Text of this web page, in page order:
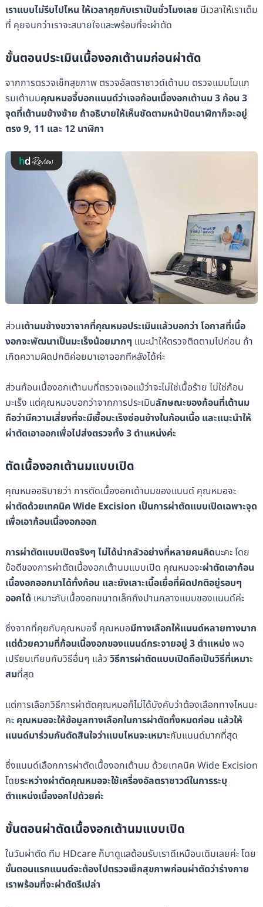
เราแบบไม่รีบไปไหน ให้เวลาคุยกับเราเป็นชั่วโมงเลย มีเวลาให้เราเต็ม
ที่ คุยจนกว่าเราจะสบายใจและพร้อมที่จะผ่าตัด
ขั้นตอนประเมินเนื้องอกเต้านมก่อนผ่าตัด
จากการตรวจเช็กสุขภาพ ตรวจอัลตราซาวด์เต้านม ตรวจแมมโมแก
รมเต้านมคุณหมอจี้บอกแนนด์ว่าเจอก้อนเนื้องอกเต้านม 3 ก้อน 3
จุดที่เต้านมข้างซ้าย ถ้าอธิบายให้เห็นชัดตามหน้าปัดนาฬิกาก็จะอยู่
ตรง 9, 11 และ 12 นาฬิกา
ส่วนเต้านมข้างขวาจากที่คุณหมอประเมินแล้วบอกว่า โอกาสที่เนื้อ
งอกจะพัฒนาเป็นมะเร็งน้อยมากๆ แนะนำให้ตรวจติดตามไปก่อน ถ้า
เกิดความผิดปกติค่อยมาเอาออกทีหลังได้ค่ะ
ส่วนก้อนเนื้องอกเต้านมที่ตรวจเจอแม้ว่าจะไม่ใช่เนื้อร้าย ไม่ใช่ก้อน
มะเร็ง แต่คุณหมอบอกว่าจากการประเมินลักษณะของก้อนที่เต้านม
ถือว่ามีความเสี่ยงที่จะมีเชื้อมะเร็งซ่อนข้างในก้อนเนื้อ และแนะนำให้
ผ่าตัดเอาออกเพื่อไปส่งตรวจทั้ง 3 ตำแหน่งค่ะ
ตัดเนื้องอกเต้านมแบบเปิด
คุณหมออธิบายว่า การตัดเนื้องอกเต้านมของแนนด์ คุณหมอจะ
ผ่าตัดด้วยเทคนิค Wide Excision เป็นการผ่าตัดแบบเปิดเฉพาะจุด
เพื่อเอาก้อนเนื้องอกออก
การผ่าตัดแบบเปิดจริงๆ ไม่ได้น่ากลัวอย่างที่หลายคนคิดนะคะ โดย
ข้อดีของการผ่าตัดเนื้องอกเต้านมแบบเปิด คุณหมอจะผ่าตัดเอาก้อน
เนื้องอกออกมาได้ทั้งก้อน และยังเลาะเนื้อเยื่อที่ผิดปกติอยู่รอบๆ
ออกได้ เหมาะกับเนื้องอกขนาดเล็กถึงปานกลางแบบของแนนด์ค่ะ
ซึ่งจากที่คุยกับคุณหมอจี้ คุณหมอมีทางเลือกให้แนนด์หลายทางมาก
แต่ด้วยความที่ก้อนเนื้องอกของแนนด์กระจายอยู่ 3 ตำแหน่งพอ
เปรียบเทียบกับวิธีอื่นๆ แล้ว วิธีการผ่าตัดแบบเปิดถือเป็นวิธีที่เหมาะ
สมที่สุด
แต่การเลือกวิธีการผ่าตัดคุณหมอก็ไม่ได้บังคับว่าต้องเลือกทางไหนนะ
คะ คุณหมอจะให้ข้อมูลทางเลือกในการผ่าตัดทั้งหมดก่อน แล้วให้
แนนด์มาร่วมกันตัดสินใจว่าแบบไหนจะเหมาะกับแนนด์มากที่สุด
ซึ่งแนนด์เลือกการผ่าตัดเนื้องอกเต้านม ด้วยเทคนิค Wide Excision
โดยระหว่างผ่าตัดคุณหมอจะใช้เครื่องอัลตราซาวด์ในการระบุ
ตำแหน่งเนื้องอกไปด้วยค่ะ
ขั้นตอนผ่าตัดเนื้องอกเต้านมแบบเปิด
ในวันผ่าตัด ทีม HDcare ก็มาดูแลต้อนรับเราดีเหมือนเดิมเลยค่ะ โดย
ขั้นตอนแรกแนนด์จะต้องไปตรวจเช็กสุขภาพก่อนผ่าตัดว่าร่างกาย
เราพร้อมที่จะผ่าตัดรึเปล่า